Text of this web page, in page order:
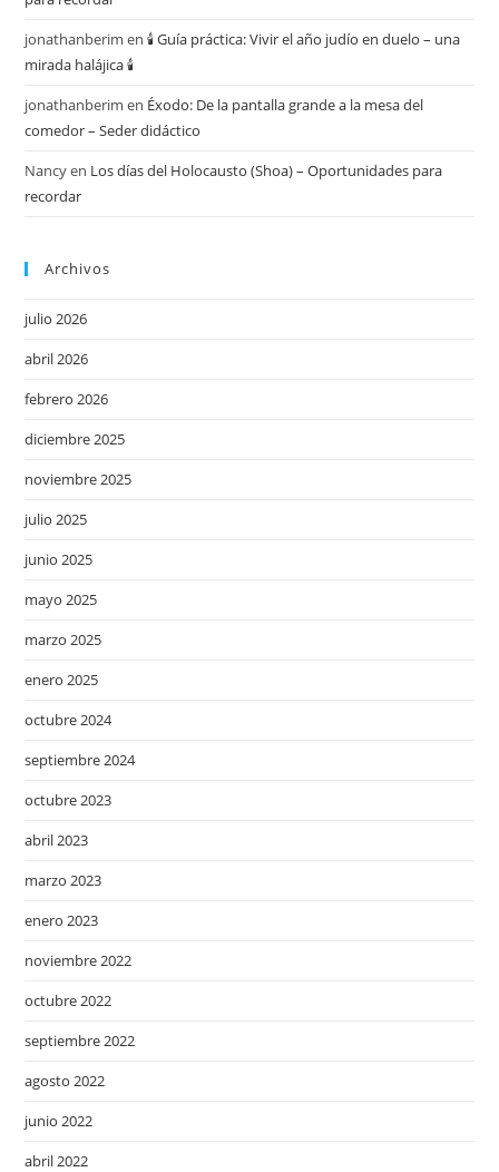
jonathanberim en🕯️ Guía práctica: Vivir el año judío en duelo – una
mirada halájica 🕯️
jonathanberim en Éxodo: De la pantalla grande a la mesa del
comedor – Seder didáctico
Nancyen Los días del Holocausto (Shoa) – Oportunidades para
recordar
Archivos
julio 2026
abril 2026
febrero 2026
diciembre 2025
noviembre 2025
julio 2025
junio 2025
mayo 2025
marzo 2025
enero 2025
octubre 2024
septiembre 2024
octubre 2023
abril 2023
marzo 2023
enero 2023
noviembre 2022
octubre 2022
septiembre 2022
agosto 2022
junio 2022
abril 2022